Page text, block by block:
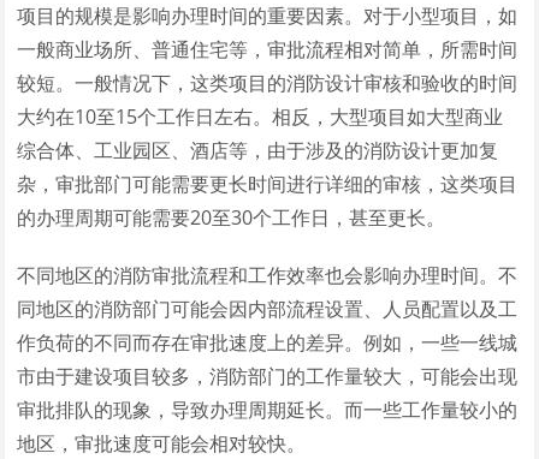
项目的规模是影响办理时间的重要因素。对于小型项目，如
一般商业场所、普通住宅等，审批流程相对简单，所需时间
较短。一般情况下，这类项目的消防设计审核和验收的时间
大约在10至15个工作日左右。相反，大型项目如大型商业
综合体、工业园区、酒店等，由于涉及的消防设计更加复
杂，审批部门可能需要更长时间进行详细的审核，这类项目
的办理周期可能需要20至30个工作日，甚至更长。
不同地区的消防审批流程和工作效率也会影响办理时间。不
同地区的消防部门可能会因内部流程设置、人员配置以及工
作负荷的不同而存在审批速度上的差异。例如，一些一线城
市由于建设项目较多，消防部门的工作量较大，可能会出现
审批排队的现象，导致办理周期延长。而一些工作量较小的
地区，审批速度可能会相对较快。